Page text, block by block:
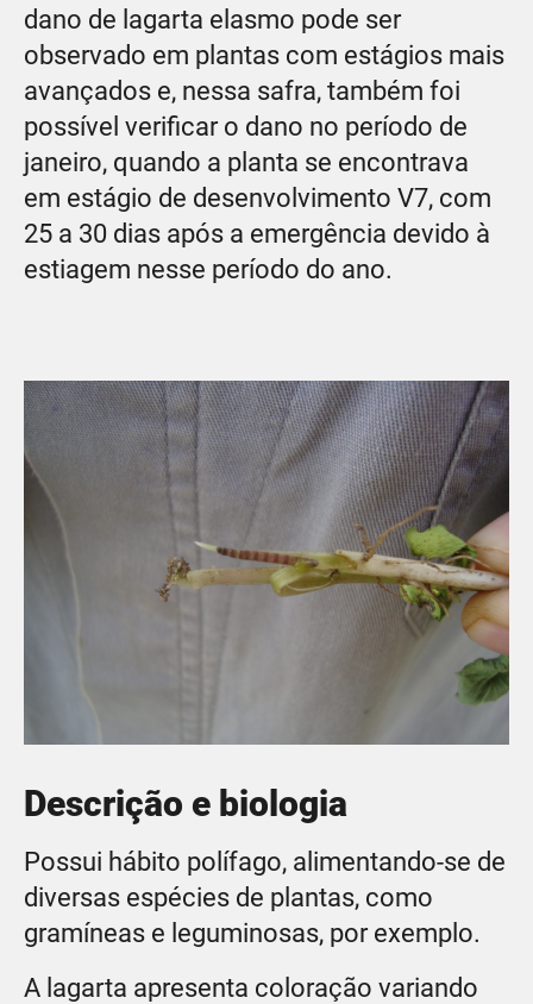
dano de lagarta elasmo pode ser
observado em plantas com estágios mais
avançados e, nessa safra, também foi
possível verificar o dano no período de
janeiro, quando a planta se encontrava
em estágio de desenvolvimento V7, com
25 a 30 dias após a emergência devido à
estiagem nesse período do ano.
Descrição e biologia
Possui hábito polífago, alimentando-se de
diversas espécies de plantas, como
gramíneas e leguminosas, por exemplo.
A lagarta apresenta coloração variando